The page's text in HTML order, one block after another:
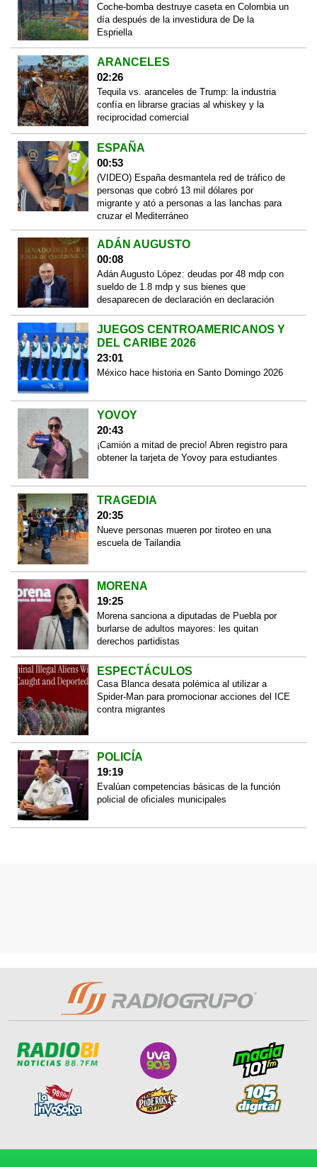
Coche-bomba destruye caseta en Colombia un
día después de la investidura de De la
Espriella
ARANCELES
02:26
Tequila vs. aranceles de Trump: la industria
confía en librarse gracias al whiskey y la
reciprocidad comercial
ESPAÑA
00:53
(VIDEO) España desmantela red de tráfico de
personas que cobró 13 mil dólares por
migrante y ató a personas a las lanchas para
cruzar el Mediterráneo
ADÁN AUGUSTO
00:08
Adán Augusto López: deudas por 48 mdp con
sueldo de 1.8 mdp y sus bienes que
desaparecen de declaración en declaración
JUEGOS CENTROAMERICANOS Y
DEL CARIBE 2026
23:01
México hace historia en Santo Domingo 2026
YOVOY
20:43
¡Camión a mitad de precio! Abren registro para
obtener la tarjeta de Yovoy para estudiantes
TRAGEDIA
20:35
Nueve personas mueren por tiroteo en una
escuela de Tailandia
MORENA
19:25
Morena sanciona a diputadas de Puebla por
burlarse de adultos mayores: les quitan
derechos partidistas
ESPECTÁCULOS
Casa Blanca desata polémica al utilizar a
Spider-Man para promocionar acciones del ICE
contra migrantes
POLICÍA
19:19
Evalúan competencias básicas de la función
policial de oficiales municipales